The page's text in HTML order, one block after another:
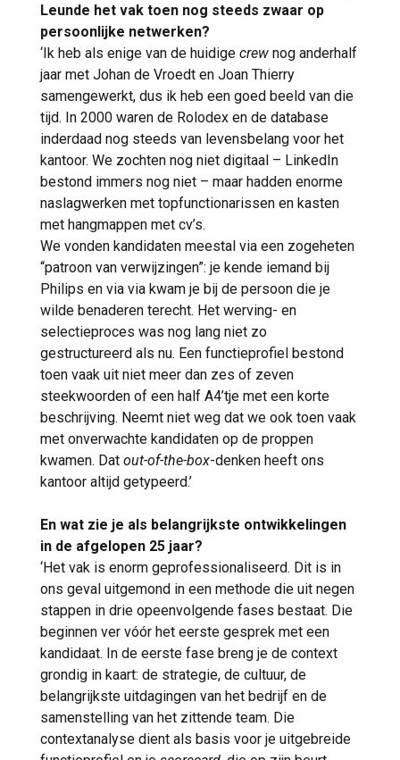
Leunde het vak toen nog steeds zwaar op
persoonlijke netwerken?
‘Ik heb als enige van de huidige crew nog anderhalf
jaar met Johan de Vroedt en Joan Thierry
samengewerkt, dus ik heb een goed beeld van die
tijd. In 2000 waren de Rolodex en de database
inderdaad nog steeds van levensbelang voor het
kantoor. We zochten nog niet digitaal – LinkedIn
bestond immers nog niet – maar hadden enorme
naslagwerken met topfunctionarissen en kasten
met hangmappen met cv’s.
We vonden kandidaten meestal via een zogeheten
“patroon van verwijzingen”: je kende iemand bij
Philips en via via kwam je bij de persoon die je
wilde benaderen terecht. Het werving- en
selectieproces was nog lang niet zo
gestructureerd als nu. Een functieprofiel bestond
toen vaak uit niet meer dan zes of zeven
steekwoorden of een half A4’tje met een korte
beschrijving. Neemt niet weg dat we ook toen vaak
met onverwachte kandidaten op de proppen
kwamen. Dat out-of-the-box-denken heeft ons
kantoor altijd getypeerd.’
En wat zie je als belangrijkste ontwikkelingen
in de afgelopen 25 jaar?
‘Het vak is enorm geprofessionaliseerd. Dit is in
ons geval uitgemond in een methode die uit negen
stappen in drie opeenvolgende fases bestaat. Die
beginnen ver vóór het eerste gesprek met een
kandidaat. In de eerste fase breng je de context
grondig in kaart: de strategie, de cultuur, de
belangrijkste uitdagingen van het bedrijf en de
samenstelling van het zittende team. Die
contextanalyse dient als basis voor je uitgebreide